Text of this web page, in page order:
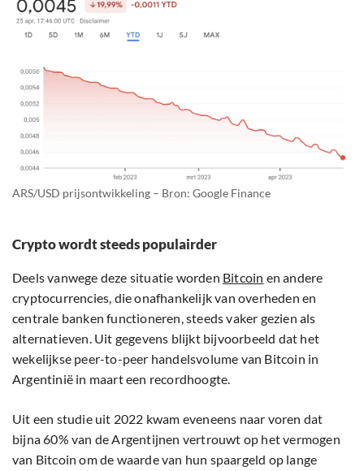
ARS/USD prijsontwikkeling – Bron: Google Finance
Crypto wordt steeds populairder
Deels vanwege deze situatie worden Bitcoin en andere
cryptocurrencies, die onafhankelijk van overheden en
centrale banken functioneren, steeds vaker gezien als
alternatieven. Uit gegevens blijkt bijvoorbeeld dat het
wekelijkse peer-to-peer handelsvolume van Bitcoin in
Argentinië in maart een recordhoogte.
Uit een studie uit 2022 kwam eveneens naar voren dat
bijna 60% van de Argentijnen vertrouwt op het vermogen
van Bitcoin om de waarde van hun spaargeld op lange